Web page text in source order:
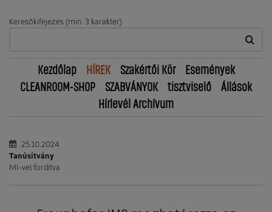
Keresőkifejezés (min. 3 karakter)
Kezdőlap HÍREK Szakértői Kör
Események
CLEANROOM-SHOP
SZABVÁNYOK tisztviselő
Állások
Hírlevél Archívum
25.10.2024
Tanúsítvány
MI-vel fordítva